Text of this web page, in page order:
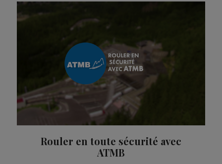
Rouler en toute sécurité avec
ATMB